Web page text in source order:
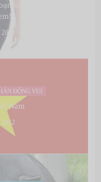
văn ngắn nhất tả về
ĐỘNG VUI
Nam